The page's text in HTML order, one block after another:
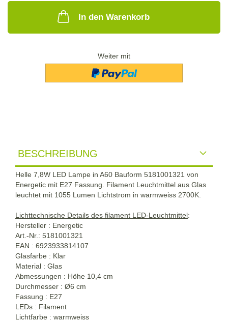
In den Warenkorb
Weiter mit
BESCHREIBUNG
Helle 7,8W LED Lampe in A60 Bauform 5181001321 von
Energetic mit E27 Fassung. Filament Leuchtmittel aus Glas
leuchtet mit 1055 Lumen Lichtstrom in warmweiss 2700K.
Lichttechnische Details des filament LED-Leuchtmittel:
Hersteller : Energetic
Art.-Nr.: 5181001321
EAN : 6923933814107
Glasfarbe : Klar
Material : Glas
Abmessungen : Höhe 10,4 cm
Durchmesser : Ø6 cm
Fassung : E27
LEDs : Filament
Lichtfarbe : warmweiss